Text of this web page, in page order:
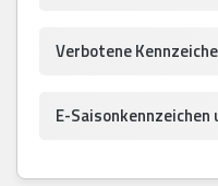
Verbotene
E-